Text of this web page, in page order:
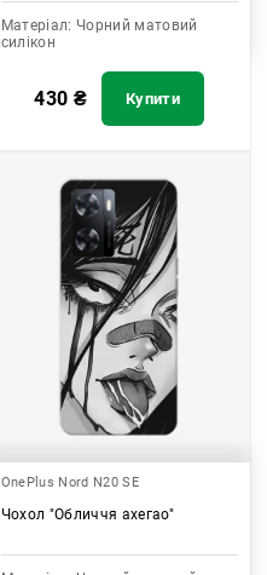
Матеріал: Чорний матовий
силікон
430 ₴ Купити
OnePlus Nord N20 SE
Чохол "Обличчя ахегао"